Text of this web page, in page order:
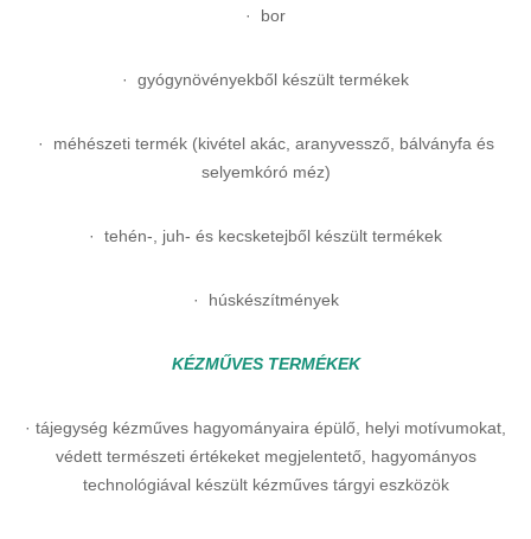
· bor
· gyógynövényekből készült termékek
· méhészeti termék (kivétel akác, aranyvessző, bálványfa és
selyemkóró méz)
· tehén-, juh- és kecsketejből készült termékek
· húskészítmények
KÉZMŰVES TERMÉKEK
· tájegység kézműves hagyományaira épülő, helyi motívumokat,
védett természeti értékeket megjelentető, hagyományos
technológiával készült kézműves tárgyi eszközök